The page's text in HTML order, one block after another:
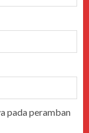
pada peramban